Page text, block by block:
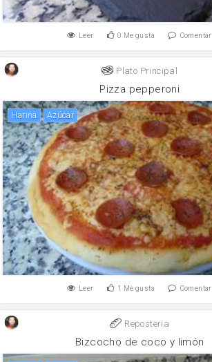
Leer 0 Me gusta Comentar
Plato Principal
Pizza pepperoni
harina Azúcar
Leer 1 Me gusta Comentar
Reposteria
Bizcocho de coco y limón